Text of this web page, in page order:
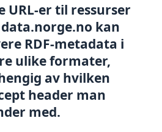
URL-er til ressurser
kan
RDF-metadata i
ulike formater,
av hvilken
header man
med.